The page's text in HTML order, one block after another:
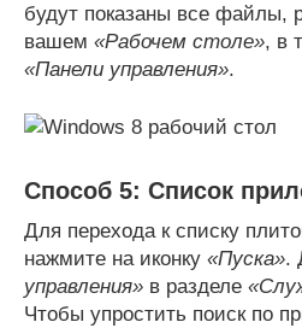
будут показаны все файлы,
вашем «Рабочем столе», в
«Панели управления».
Способ 5: Список
Для перехода к списку
нажмите на иконку «Пуска».
управления» в разделе
Чтобы упростить поиск по